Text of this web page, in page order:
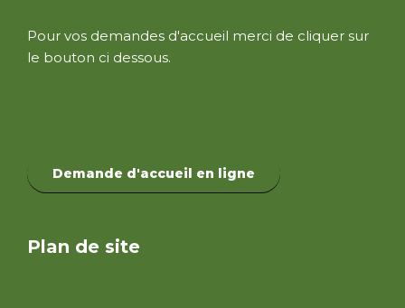
Pour vos demandes d'accueil merci de cliquer sur
le bouton ci dessous.
Demande d'accueil en ligne
Plan de site